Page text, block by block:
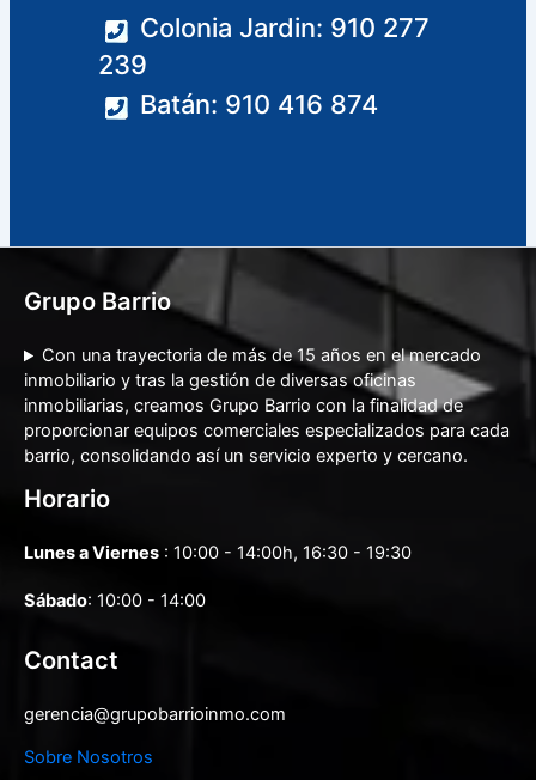
Colonia Jardin: 910 277
239
Batán: 910 416 874
Grupo Barrio
Con una trayectoria de más de 15 años en el mercado
inmobiliario y tras la gestión de diversas oficinas
inmobiliarias, creamos Grupo Barrio con la finalidad de
proporcionar equipos comerciales especializados para cada
barrio, consolidando así un servicio experto y cercano.
Horario
Lunes a Viernes : 10:00 - 14:00h, 16:30 - 19:30
Sábado: 10:00 - 14:00
Contact
gerencia@grupobarrioinmo.com
Sobre Nosotros